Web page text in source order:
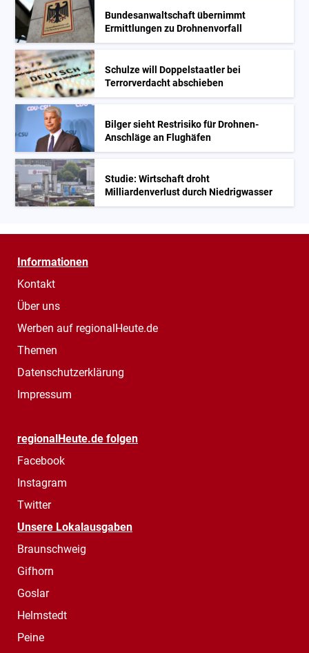
Bundesanwaltschaft übernimmt
Ermittlungen zu Drohnenvorfall
Schulze will Doppelstaatler bei
Terrorverdacht abschieben
Bilger sieht Restrisiko für Drohnen-
Anschläge an Flughäfen
Studie: Wirtschaft droht
Milliardenverlust durch Niedrigwasser
Informationen
Kontakt
Über uns
Werben auf regionalHeute.de
Themen
Datenschutzerklärung
Impressum
regionalHeute.de folgen
Facebook
Instagram
Twitter
Unsere Lokalausgaben
Braunschweig
Gifhorn
Goslar
Helmstedt
Peine